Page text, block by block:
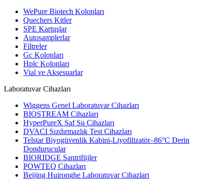
WePure Biotech Kolonları
Quechers Kitler
SPE Kartuşlar
Autosamplerlar
Filtreler
Gc Kolonları
Hplc Kolonları
Vial ve Aksesuarlar
Laboratuvar Cihazları
Wiggens Genel Laboratuvar Cihazları
BIOSTREAM Cihazları
HyperPureX Saf Su Cihazları
DVACI Sızdırmazlık Test Cihazları
Telstar Biyogüvenlik Kabini-Liyofilizatör–86°C Derin
Dondurucular
BIORIDGE Santrifüjler
POWTEQ Cihazları
Beijing Huironghe Laboratuvar Cihazları